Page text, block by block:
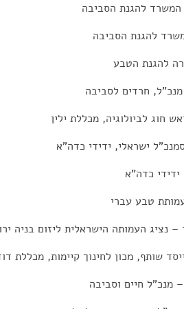
המשרד להגנת הסביבה
להגנת הסביבה
להגנת הטבע
חרדים לסביבה
חוג לביולוגיה, מכללת ילין
ישראלי, ידידי כדה"א
כדה"א
טבע עברי
נציג העמותה הישראלית ליזום בניה
שותף, מכון לחינוך קיימות, מכללת
מנכ"ל חיים וסביבה